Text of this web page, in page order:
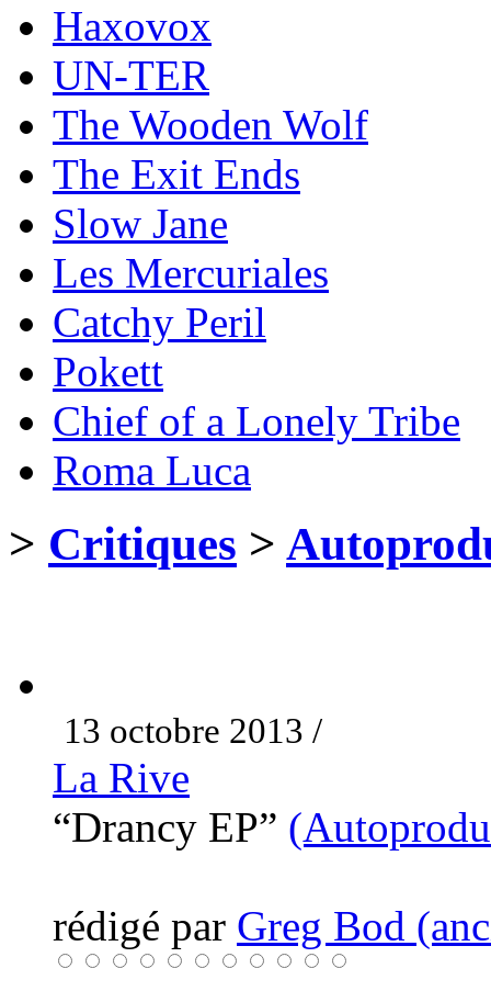
Haxovox
UN-TER
The Wooden Wolf
The Exit Ends
Slow Jane
Les Mercuriales
Catchy Peril
Pokett
Chief of a Lonely Tribe
Roma Luca
> Critiques >
13 octobre 2013 /
La Rive
“Drancy EP”
rédigé par Greg Bod